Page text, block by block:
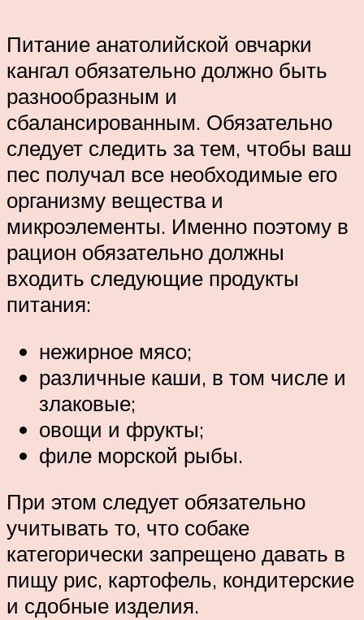
Питание анатолийской овчарки
кангал обязательно должно быть
разнообразным и
сбалансированным. Обязательно
следует следить за тем, чтобы ваш
пес получал все необходимые его
организму вещества и
микроэлементы. Именно поэтому в
рацион обязательно должны
входить следующие продукты
питания:
нежирное мясо;
различные каши, в том числе и
злаковые;
овощи и фрукты;
филе морской рыбы.
При этом следует обязательно
учитывать то, что собаке
категорически запрещено давать в
пищу рис, картофель, кондитерские
и сдобные изделия.